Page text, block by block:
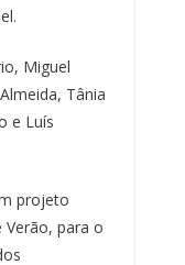
Miguel
Tânia
e Luís
projeto
para o